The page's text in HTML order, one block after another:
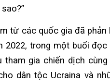
từ các quốc gia đã
2022, trong một buổi
gia chiến dịch
dân tộc Ucraina và